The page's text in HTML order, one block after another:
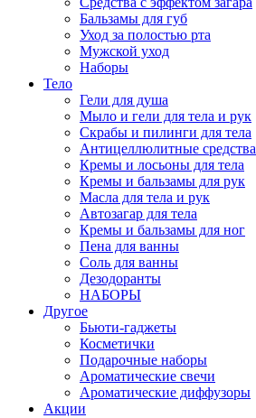
Бальзамы для губ
Уход за полостью рта
Мужской уход
Наборы
Тело
Гели для душа
Мыло и гели для тела и рук
Скрабы и пилинги для тела
Антицеллюлитные средства
Кремы и лосьоны для тела
Кремы и бальзамы для рук
Масла для тела и рук
Автозагар для тела
Кремы и бальзамы для ног
Пена для ванны
Соль для ванны
Дезодоранты
НАБОРЫ
Другое
Бьюти-гаджеты
Косметички
Подарочные наборы
Ароматические свечи
Ароматические диффузоры
Акции